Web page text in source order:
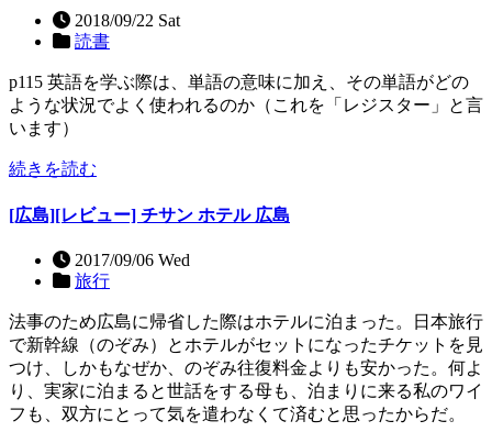
2018/09/22 Sat
読書
p115 英語を学ぶ際は、単語の意味に加え、その単語がどの
ような状況でよく使われるのか（これを「レジスター」と言
います）
続きを読む
[広島][レビュー] チサン ホテル 広島
2017/09/06 Wed
旅行
法事のため広島に帰省した際はホテルに泊まった。日本旅行
で新幹線（のぞみ）とホテルがセットになったチケットを見
つけ、しかもなぜか、のぞみ往復料金よりも安かった。何よ
り、実家に泊まると世話をする母も、泊まりに来る私のワイ
フも、双方にとって気を遣わなくて済むと思ったからだ。